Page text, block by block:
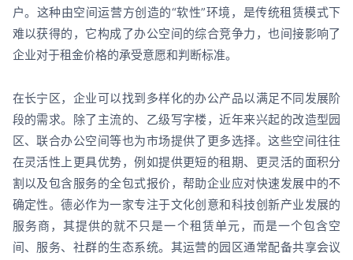
户。这种由空间运营方创造的“软性”环境，是传统租赁模式下
难以获得的，它构成了办公空间的综合竞争力，也间接影响了
企业对于租金价格的承受意愿和判断标准。
在长宁区，企业可以找到多样化的办公产品以满足不同发展阶
段的需求。除了主流的、乙级写字楼，近年来兴起的改造型园
区、联合办公空间等也为市场提供了更多选择。这些空间往往
在灵活性上更具优势，例如提供更短的租期、更灵活的面积分
割以及包含服务的全包式报价，帮助企业应对快速发展中的不
确定性。德必作为一家专注于文化创意和科技创新产业发展的
服务商，其提供的就不只是一个租赁单元，而是一个包含空
间、服务、社群的生态系统。其运营的园区通常配备共享会议